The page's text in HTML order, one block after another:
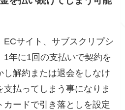
ECサイト、サブスクリプシ
1年に1回の支払いで契約を
し解約または退会をしなけ
払ってしまう事になりま
ードで引き落としを設定